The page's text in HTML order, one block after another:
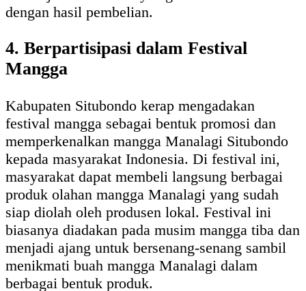
dengan hasil pembelian.
4. Berpartisipasi dalam Festival
Mangga
Kabupaten Situbondo kerap mengadakan
festival mangga sebagai bentuk promosi dan
memperkenalkan mangga Manalagi Situbondo
kepada masyarakat Indonesia. Di festival ini,
masyarakat dapat membeli langsung berbagai
produk olahan mangga Manalagi yang sudah
siap diolah oleh produsen lokal. Festival ini
biasanya diadakan pada musim mangga tiba dan
menjadi ajang untuk bersenang-senang sambil
menikmati buah mangga Manalagi dalam
berbagai bentuk produk.